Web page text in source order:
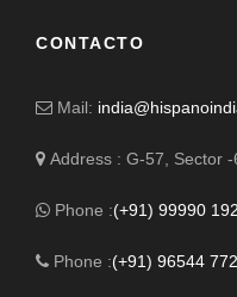
CONTACTO
Mail:
Address : G-57, Sector
Phone :(+91) 99990
Phone :(+91) 96544